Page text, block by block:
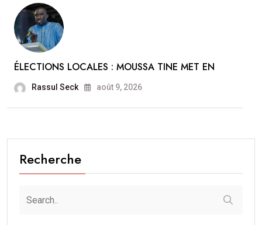
ÉLECTIONS LOCALES : MOUSSA TINE MET EN
Rassul Seck août 9, 2026
Recherche